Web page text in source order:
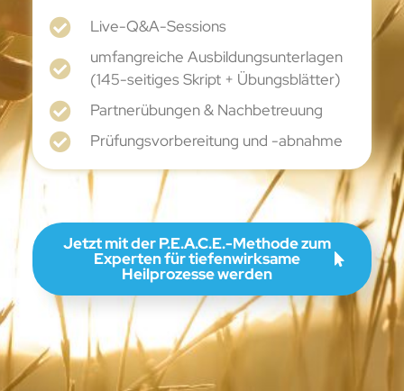
Live-Q&A-Sessions
umfangreiche Ausbildungsunterlagen
(145-seitiges Skript + Übungsblätter)
Partnerübungen & Nachbetreuung
Prüfungsvorbereitung und -abnahme
Jetzt mit der P.E.A.C.E.-Methode zum
Experten für tiefenwirksame
Heilprozesse werden